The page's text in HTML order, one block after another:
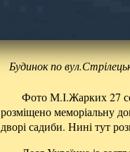
Будинок по
Фото М.І.Жарких 27
розміщено меморіальну
дворі садиби. Нині тут